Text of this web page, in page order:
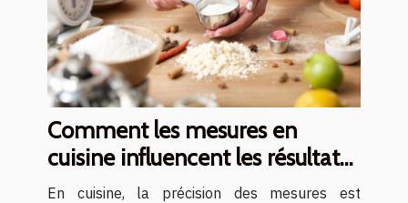
Comment les mesures en
cuisine influencent les résultats
des recettes ?
En cuisine, la précision des mesures est